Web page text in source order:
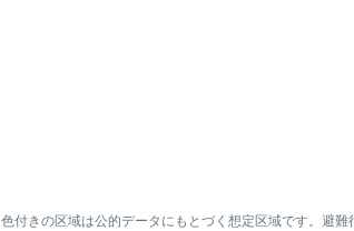
色付きの区域は公的データにもとづく想定区域です。避